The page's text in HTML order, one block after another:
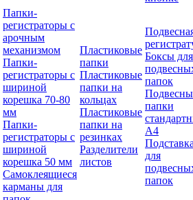
Папки-
регистраторы с
арочным
механизмом
Папки-
регистраторы с
шириной
корешка 70-80
мм
Папки-
регистраторы с
шириной
корешка 50 мм
Самоклеящиеся
карманы для
Пластиковые
папки
Пластиковые
папки на
кольцах
Пластиковые
папки на
резинках
Разделители
листов
Боксы для
папок
папки
А4
для
папок